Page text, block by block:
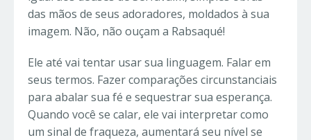
das mãos de seus adoradores, moldados à sua
imagem. Não, não ouçam a Rabsaqué!
Ele até vai tentar usar sua linguagem. Falar em
seus termos. Fazer comparações circunstanciais
para abalar sua fé e sequestrar sua esperança.
Quando você se calar, ele vai interpretar como
um sinal de fraqueza, aumentará seu nível se